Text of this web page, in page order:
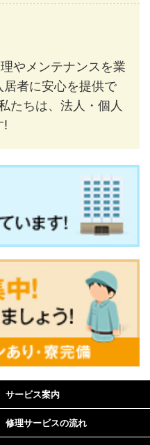
やメンテナンスを業
者に安心を提供で
たちは、法人・個人
!
サービス案内
修理サービスの流れ